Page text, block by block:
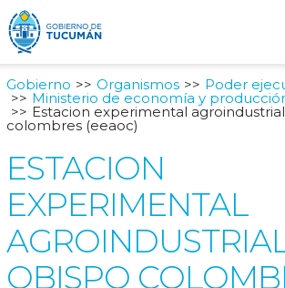
Gobierno Organismos Poder
Ministerio de economía y
Estacion experimental
colombres (eeaoc)
ESTACION
EXPERIMENTAL
OBISPO